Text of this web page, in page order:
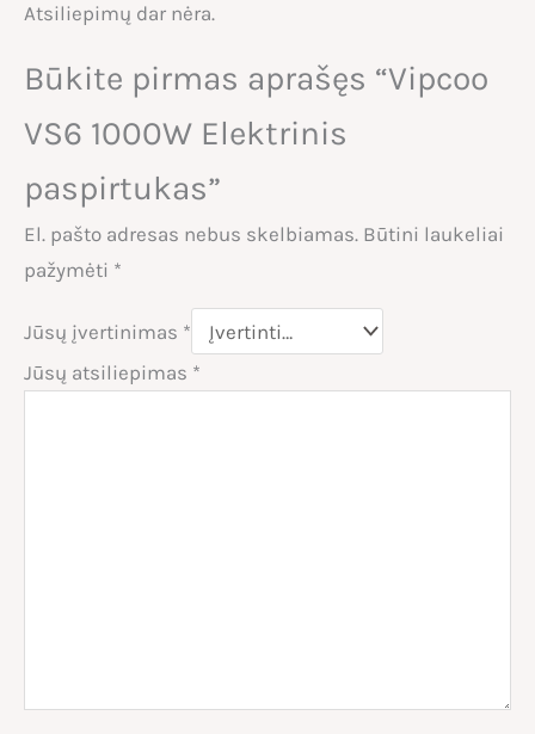
Atsiliepimų dar nėra.
Būkite pirmas aprašęs “Vipcoo
VS6 1000W Elektrinis
paspirtukas”
El. pašto adresas nebus skelbiamas. Būtini laukeliai
pažymėti *
Jūsų įvertinimas *
Jūsų atsiliepimas *